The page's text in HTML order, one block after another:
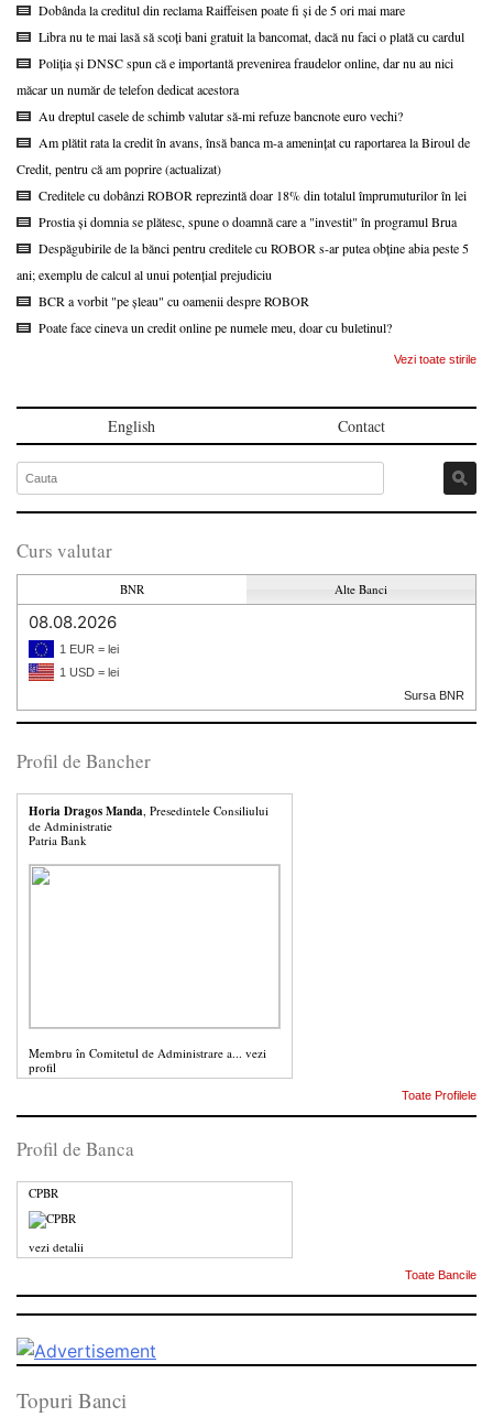
Dobânda la creditul din reclama Raiffeisen poate fi și de 5 ori mai mare
Libra nu te mai lasă să scoți bani gratuit la bancomat, dacă nu faci o plată cu cardul
Poliția și DNSC spun că e importantă prevenirea fraudelor online, dar nu au nici
măcar un număr de telefon dedicat acestora
Au dreptul casele de schimb valutar să-mi refuze bancnote euro vechi?
Am plătit rata la credit în avans, însă banca m-a amenințat cu raportarea la Biroul de
Credit, pentru că am poprire (actualizat)
Creditele cu dobânzi ROBOR reprezintă doar 18% din totalul împrumuturilor în lei
Prostia și domnia se plătesc, spune o doamnă care a "investit" în programul Brua
Despăgubirile de la bănci pentru creditele cu ROBOR s-ar putea obține abia peste 5
ani; exemplu de calcul al unui potențial prejudiciu
BCR a vorbit "pe șleau" cu oamenii despre ROBOR
Poate face cineva un credit online pe numele meu, doar cu buletinul?
Vezi toate stirile
English Contact
Curs valutar
BNR Alte Banci
08.08.2026
1 EUR = lei
1 USD = lei
Sursa BNR
Profil de Bancher
Horia Dragos Manda, Presedintele Consiliului
de Administratie
Patria Bank
Membru în Comitetul de Administrare a... vezi
profil
Toate Profilele
Profil de Banca
CPBR
vezi detalii
Toate Bancile
Topuri Banci